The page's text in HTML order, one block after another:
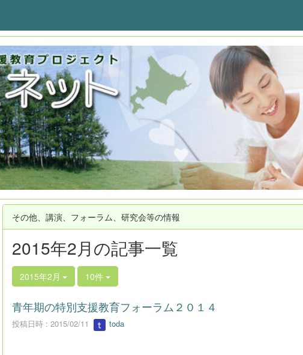
その他、講演、フォーラム、研究会等の情報
2015年2月の記事一覧
2015年2月 10件
青年期の特別支援教育フォーラム２０１４
投稿日時 : 2015/02/11 toda